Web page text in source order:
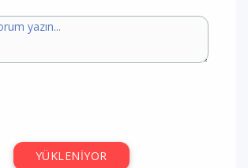
YÜKLENİYOR